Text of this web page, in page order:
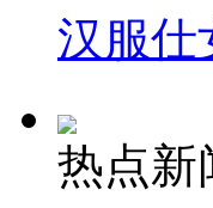
汉服仕
热点新